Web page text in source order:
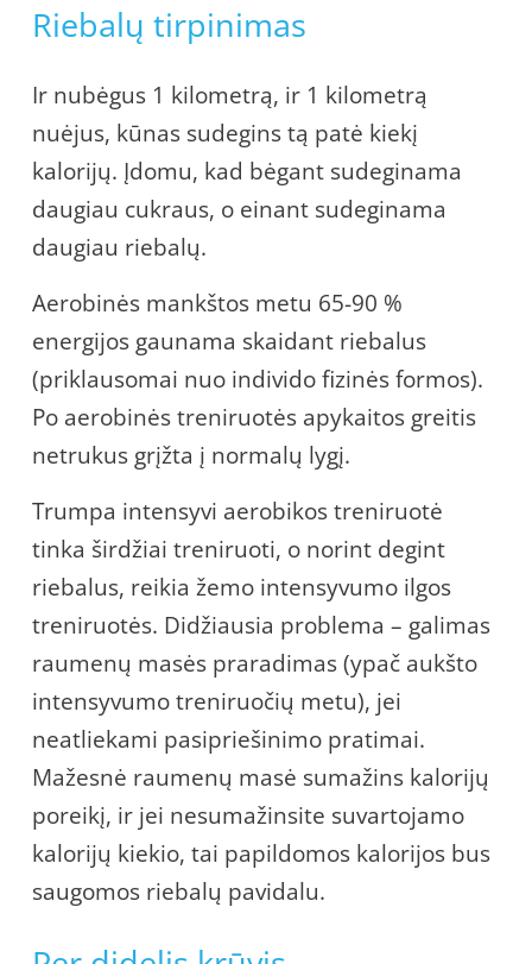
Riebalų tirpinimas
Ir nubėgus 1 kilometrą, ir 1 kilometrą
nuėjus, kūnas sudegins tą patė kiekį
kalorijų. Įdomu, kad bėgant sudeginama
daugiau cukraus, o einant sudeginama
daugiau riebalų.
Aerobinės mankštos metu 65-90 %
energijos gaunama skaidant riebalus
(priklausomai nuo individo fizinės formos).
Po aerobinės treniruotės apykaitos greitis
netrukus grįžta į normalų lygį.
Trumpa intensyvi aerobikos treniruotė
tinka širdžiai treniruoti, o norint degint
riebalus, reikia žemo intensyvumo ilgos
treniruotės. Didžiausia problema – galimas
raumenų masės praradimas (ypač aukšto
intensyvumo treniruočių metu), jei
neatliekami pasipriešinimo pratimai.
Mažesnė raumenų masė sumažins kalorijų
poreikį, ir jei nesumažinsite suvartojamo
kalorijų kiekio, tai papildomos kalorijos bus
saugomos riebalų pavidalu.